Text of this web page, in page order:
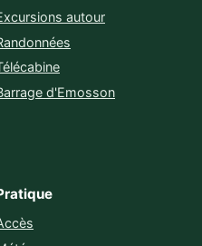
autour
d'Emosson